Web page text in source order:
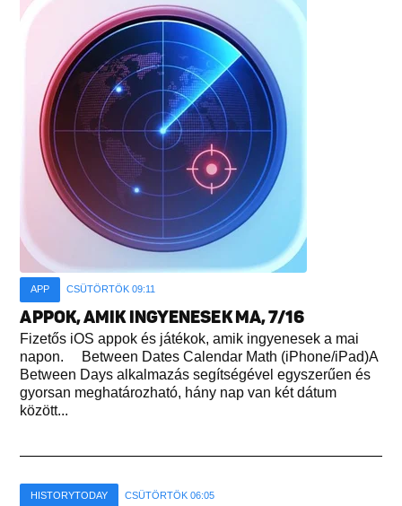
APP CSÜTÖRTÖK 09:11
APPOK, AMIK INGYENESEK MA, 7/16
Fizetős iOS appok és játékok, amik ingyenesek a mai
napon. Between Dates Calendar Math (iPhone/iPad)A
Between Days alkalmazás segítségével egyszerűen és
gyorsan meghatározható, hány nap van két dátum
között...
HISTORYTODAY CSÜTÖRTÖK 06:05